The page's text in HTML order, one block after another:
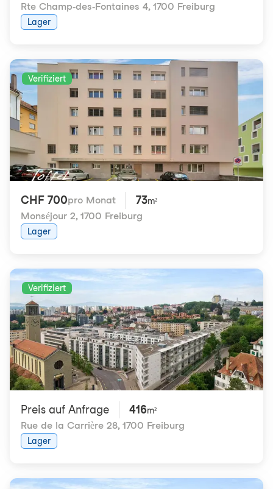
Rte Champ-des-Fontaines 4, 1700 Freiburg
Lager
Verifiziert
CHF 700pro Monat 73m²
Monséjour 2, 1700 Freiburg
Lager
Verifiziert
Preis auf Anfrage 416m²
Rue de la Carrière 28, 1700 Freiburg
Lager